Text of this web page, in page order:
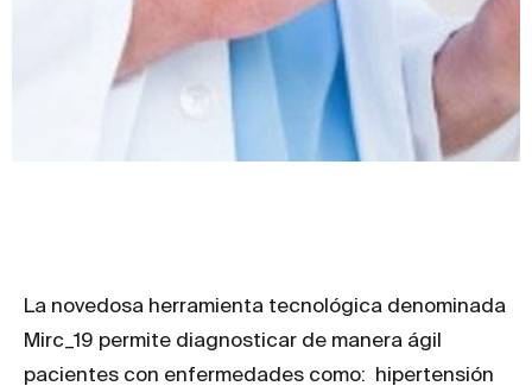
La novedosa herramienta tecnológica denominada
Mirc_19 permite diagnosticar de manera ágil
pacientes con enfermedades como: hipertensión